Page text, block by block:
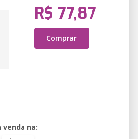
R$ 77,87
Comprar
venda na: